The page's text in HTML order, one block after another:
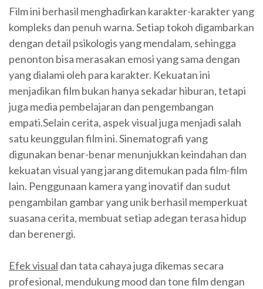
Film ini berhasil menghadirkan karakter-karakter yang
kompleks dan penuh warna. Setiap tokoh digambarkan
dengan detail psikologis yang mendalam, sehingga
penonton bisa merasakan emosi yang sama dengan
yang dialami oleh para karakter. Kekuatan ini
menjadikan film bukan hanya sekadar hiburan, tetapi
juga media pembelajaran dan pengembangan
empati.Selain cerita, aspek visual juga menjadi salah
satu keunggulan film ini. Sinematografi yang
digunakan benar-benar menunjukkan keindahan dan
kekuatan visual yang jarang ditemukan pada film-film
lain. Penggunaan kamera yang inovatif dan sudut
pengambilan gambar yang unik berhasil memperkuat
suasana cerita, membuat setiap adegan terasa hidup
dan berenergi.
Efek visual dan tata cahaya juga dikemas secara
profesional, mendukung mood dan tone film dengan